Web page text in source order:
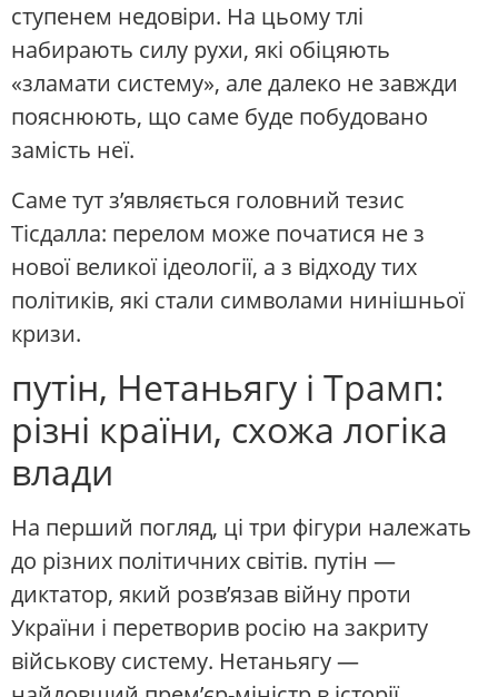
ступенем недовіри. На цьому тлі
набирають силу рухи, які обіцяють
«зламати систему», але далеко не завжди
пояснюють, що саме буде побудовано
замість неї.
Саме тут з’являється головний тезис
Тісдалла: перелом може початися не з
нової великої ідеології, а з відходу тих
політиків, які стали символами нинішньої
кризи.
путін, Нетаньягу і Трамп:
різні країни, схожа логіка
влади
На перший погляд, ці три фігури належать
до різних політичних світів. путін —
диктатор, який розв’язав війну проти
України і перетворив росію на закриту
військову систему. Нетаньягу —